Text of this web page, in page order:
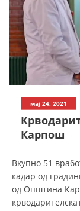
мај 24, 2021
Карпош
Вкупно 51
кадар од
од Општина